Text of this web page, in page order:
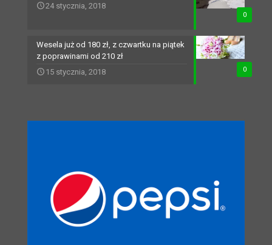
0
24 stycznia, 2018
0
Wesela już od 180 zł, z czwartku na piątek
z poprawinami od 210 zł
15 stycznia, 2018